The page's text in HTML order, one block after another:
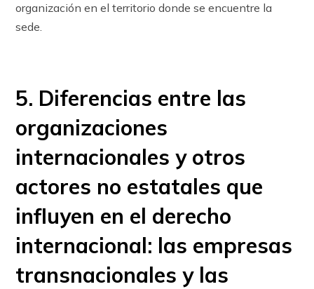
orga­nización en el territorio donde se encuentre la
sede.
5. Diferencias entre las
organizaciones
internacionales y otros
actores no estatales que
influyen en el derecho
internacional: las empresas
transnacionales y las